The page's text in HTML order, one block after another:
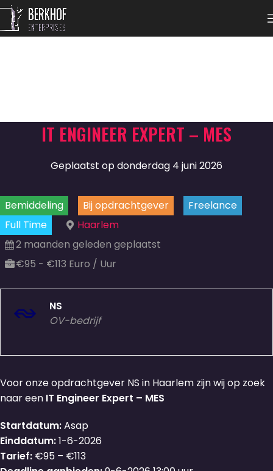
IT ENGINEER EXPERT – MES
Geplaatst op donderdag 4 juni 2026
Bemiddeling Bij opdrachtgever
Freelance
Full Time
Haarlem
2 maanden geleden geplaatst
€95 - €113 Euro / Uur
NS
OV-bedrijf
Voor onze opdrachtgever NS in Haarlem zijn wij op zoek
naar een IT Engineer Expert – MES
Startdatum:Asap
Einddatum:1-6-2026
Tarief: €95 – €113